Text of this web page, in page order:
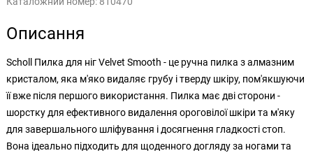
Описання
Scholl Пилка для ніг Velvet Smooth - це ручна пилка з алмазним
кристалом, яка м'яко видаляє грубу і тверду шкіру, пом'якшуючи
її вже після першого використання. Пилка має дві сторони -
шорстку для ефективного видалення ороговілої шкіри та м'яку
для завершального шліфування і досягнення гладкості стоп.
Вона ідеально підходить для щоденного догляду за ногами та